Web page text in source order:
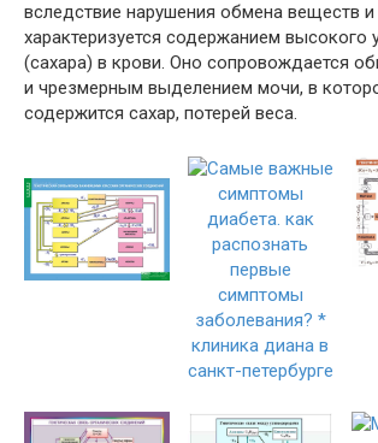
вследствие нарушения обмена веществ и
характеризуется содержанием высокого
(сахара) в крови. Оно сопровождается
и чрезмерным выделением мочи, в
содержится сахар, потерей веса.